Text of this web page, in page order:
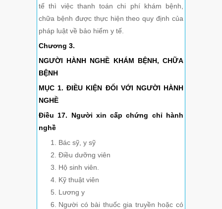
tế thì việc thanh toán chi phí khám bệnh,
chữa bệnh được thực hiện theo quy định của
pháp luật về bảo hiểm y tế.
Chương 3.
NGƯỜI HÀNH NGHỀ KHÁM BỆNH, CHỮA
BỆNH
MỤC 1. ĐIỀU KIỆN ĐỐI VỚI NGƯỜI HÀNH
NGHỀ
Điều 17. Người xin cấp chứng chỉ hành
nghề
Bác sỹ, y sỹ
Điều dưỡng viên
Hộ sinh viên.
Kỹ thuật viên
Lương y
Người có bài thuốc gia truyền hoặc có